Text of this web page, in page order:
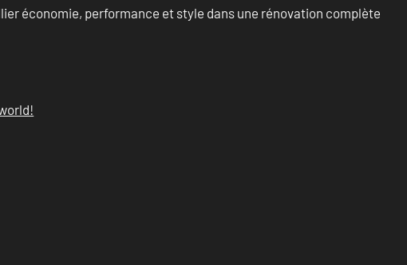
économie, performance et style dans une rénovation complète